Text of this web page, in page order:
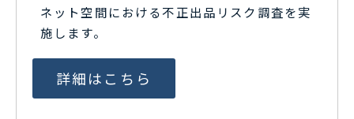
ネット空間における不正出品リスク調査を実
施します。
詳細はこちら